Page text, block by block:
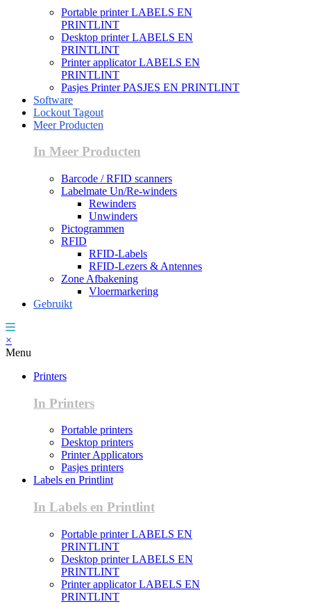
Portable printer LABELS EN
PRINTLINT
Desktop printer LABELS EN
PRINTLINT
Printer applicator LABELS EN
PRINTLINT
Pasjes Printer PASJES EN PRINTLINT
Software
Lockout Tagout
Meer Producten
In Meer Producten
Barcode / RFID scanners
Labelmate Un/Re-winders
Rewinders
Unwinders
Pictogrammen
RFID
RFID-Labels
RFID-Lezers & Antennes
Zone Afbakening
Vloermarkering
Gebruikt
×
Menu
Printers
In Printers
Portable printers
Desktop printers
Printer Applicators
Pasjes printers
Labels en Printlint
In Labels en Printlint
Portable printer LABELS EN
PRINTLINT
Desktop printer LABELS EN
PRINTLINT
Printer applicator LABELS EN
PRINTLINT